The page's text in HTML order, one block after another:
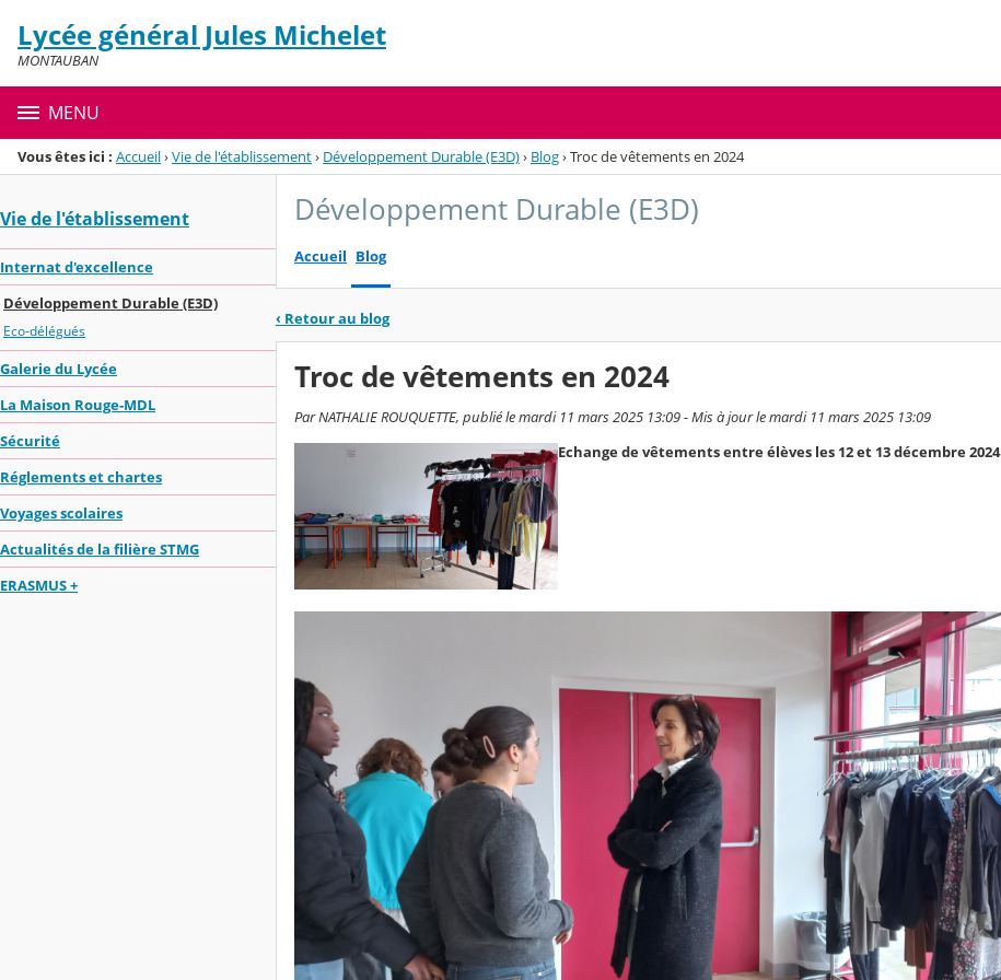
Menu de la rubrique
Contenu
Lycée général Jules Michelet
MONTAUBAN
MENU
Vous êtes ici : Accueil›Vie de l'établissement› Développement Durable (E3D)› Blog›Troc de vêtements en 2024
Vie de l'établissement
Internat d'excellence
Développement Durable (E3D)
Eco-délégués
Galerie du Lycée
La Maison Rouge-MDL
Sécurité
Réglements et chartes
Voyages scolaires
Actualités de la filière STMG
ERASMUS +
Développement Durable (E3D)
Accueil Blog
‹ Retour au blog
Troc de vêtements en 2024
Par NATHALIE ROUQUETTE, publié le mardi 11 mars 2025 13:09 - Mis à jour le mardi 11 mars 2025 13:09
Echange de vêtements entre élèves les 12 et 13 décembre 2024